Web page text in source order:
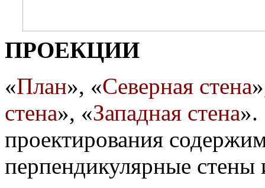
ПРОЕКЦИИ
«План», «Северная стена
стена», «Западная стена».
проектирования
перпендикулярные стены